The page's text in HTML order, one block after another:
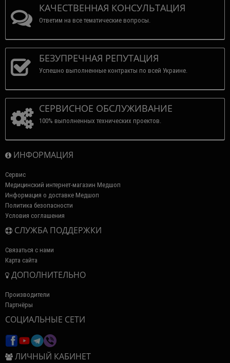
КАЧЕСТВЕННАЯ КОНСУЛЬТАЦИЯ
Ответим на все тематические вопросы.
БЕЗУПРЕЧНАЯ РЕПУТАЦИЯ
Успешно выполненные контракты по всей Украине.
СЕРВИСНОЕ ОБСЛУЖИВАНИЕ
100% выполненных технических проектов.
ИНФОРМАЦИЯ
Сервис
Медицинский интернет-магазин Медшоп
Информация о доставке Медшоп
Политика безопасности
Условия соглашения
СЛУЖБА ПОДДЕРЖКИ
Связаться с нами
Карта сайта
ДОПОЛНИТЕЛЬНО
Производители
Партнёры
СОЦИАЛЬНЫЕ СЕТИ
ЛИЧНЫЙ КАБИНЕТ